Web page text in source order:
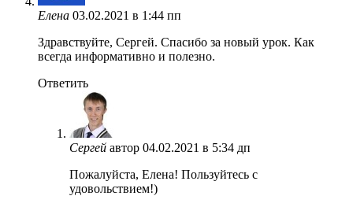
Елена 03.02.2021 в 1:44 пп
Здравствуйте, Сергей. Спасибо за новый урок. Как
всегда информативно и полезно.
Ответить
Сергей автор 04.02.2021 в 5:34 дп
Пожалуйста, Елена! Пользуйтесь с
удовольствием!)